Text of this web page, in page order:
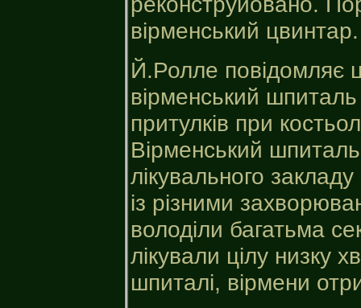
вірменський цвинтар.
Й.Ролле повідомляє
вірменський шпиталь
притулків при
Вірменський
лікувального закладу
із різними
володіли багатьма
лікували цілу низку
шпиталі, вірмени